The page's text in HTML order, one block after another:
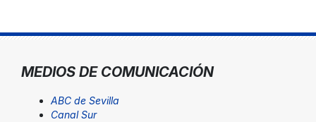
MEDIOS DE COMUNICACIÓN
ABC de Sevilla
Canal Sur